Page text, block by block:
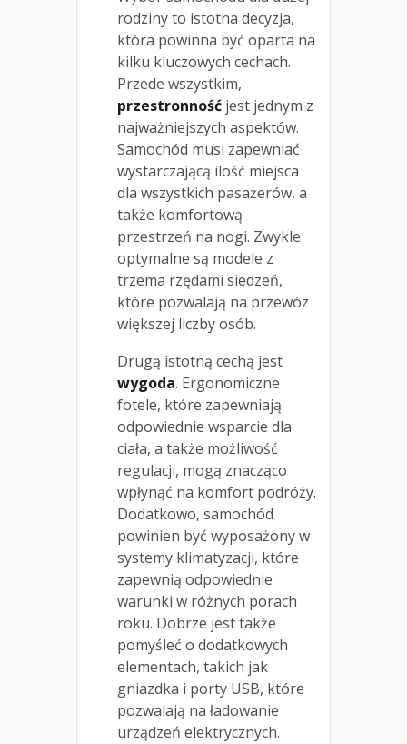
rodziny to istotna decyzja,
która powinna być oparta na
kilku kluczowych cechach.
Przede wszystkim,
przestronność jest jednym z
najważniejszych aspektów.
Samochód musi zapewniać
wystarczającą ilość miejsca
dla wszystkich pasażerów, a
także komfortową
przestrzeń na nogi. Zwykle
optymalne są modele z
trzema rzędami siedzeń,
które pozwalają na przewóz
większej liczby osób.
Drugą istotną cechą jest
wygoda. Ergonomiczne
fotele, które zapewniają
odpowiednie wsparcie dla
ciała, a także możliwość
regulacji, mogą znacząco
wpłynąć na komfort podróży.
Dodatkowo, samochód
powinien być wyposażony w
systemy klimatyzacji, które
zapewnią odpowiednie
warunki w różnych porach
roku. Dobrze jest także
pomyśleć o dodatkowych
elementach, takich jak
gniazdka i porty USB, które
pozwalają na ładowanie
urządzeń elektrycznych.